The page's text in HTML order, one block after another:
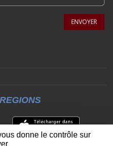
ENVOYER
donne le contrôle sur